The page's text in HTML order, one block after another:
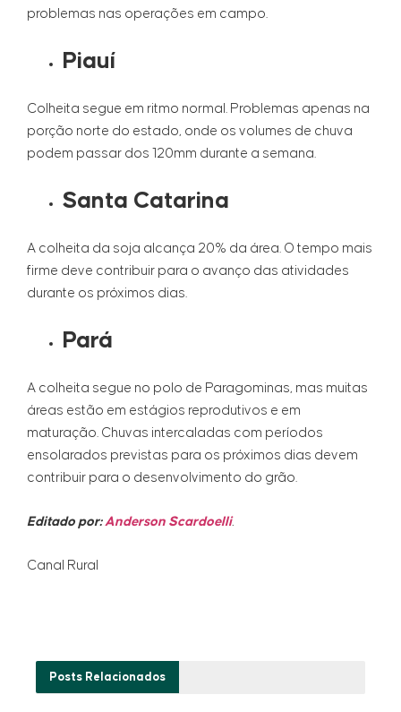
problemas nas operações em campo.
Piauí
Colheita segue em ritmo normal. Problemas apenas na
porção norte do estado, onde os volumes de chuva
podem passar dos 120mm durante a semana.
Santa Catarina
A colheita da soja alcança 20% da área. O tempo mais
firme deve contribuir para o avanço das atividades
durante os próximos dias.
Pará
A colheita segue no polo de Paragominas, mas muitas
áreas estão em estágios reprodutivos e em
maturação. Chuvas intercaladas com períodos
ensolarados previstas para os próximos dias devem
contribuir para o desenvolvimento do grão.
Editado por: Anderson Scardoelli.
Canal Rural
Posts Relacionados